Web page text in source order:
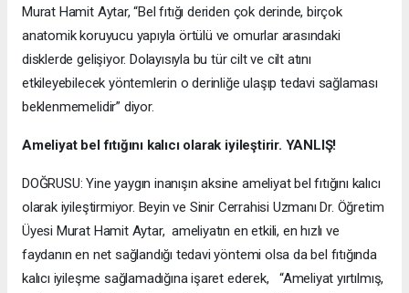
Murat Hamit Aytar, “Bel fıtığı deriden çok derinde, birçok
anatomik koruyucu yapıyla örtülü ve omurlar arasındaki
disklerde gelişiyor. Dolayısıyla bu tür cilt ve cilt atını
etkileyebilecek yöntemlerin o derinliğe ulaşıp tedavi sağlaması
beklenmemelidir” diyor.
Ameliyat bel fıtığını kalıcı olarak iyileştirir. YANLIŞ!
DOĞRUSU: Yine yaygın inanışın aksine ameliyat bel fıtığını kalıcı
olarak iyileştirmiyor. Beyin ve Sinir Cerrahisi Uzmanı Dr. Öğretim
Üyesi Murat Hamit Aytar, ameliyatın en etkili, en hızlı ve
faydanın en net sağlandığı tedavi yöntemi olsa da bel fıtığında
kalıcı iyileşme sağlamadığına işaret ederek, “Ameliyat yırtılmış,